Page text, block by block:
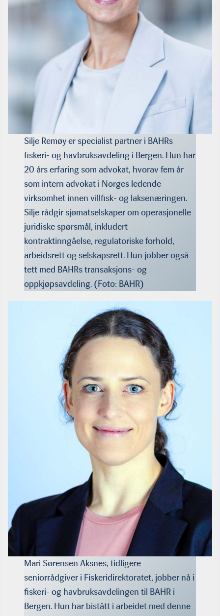
Silje Remøy er specialist partner i BAHRs
fiskeri- og havbruksavdeling i Bergen. Hun har
20 års erfaring som advokat, hvorav fem år
som intern advokat i Norges ledende
virksomhet innen villfisk- og laksenæringen.
Silje rådgir sjømatselskaper om operasjonelle
juridiske spørsmål, inkludert
kontraktinngåelse, regulatoriske forhold,
arbeidsrett og selskapsrett. Hun jobber også
tett med BAHRs transaksjons- og
oppkjøpsavdeling. (Foto: BAHR)
Mari Sørensen Aksnes, tidligere
seniorrådgiver i Fiskeridirektoratet, jobber nå i
fiskeri- og havbruks­avdelingen til BAHR i
Bergen. Hun har bistått i arbeidet med denne